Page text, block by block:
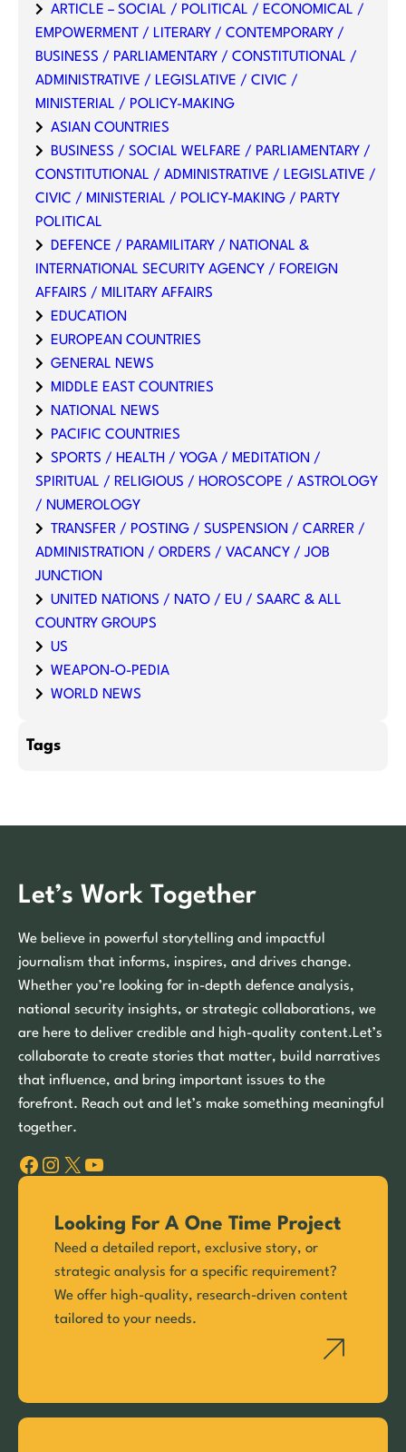
ARTICLE – SOCIAL / POLITICAL / ECONOMICAL /
EMPOWERMENT / LITERARY / CONTEMPORARY /
BUSINESS / PARLIAMENTARY / CONSTITUTIONAL /
ADMINISTRATIVE / LEGISLATIVE / CIVIC /
MINISTERIAL / POLICY-MAKING
ASIAN COUNTRIES
BUSINESS / SOCIAL WELFARE / PARLIAMENTARY /
CONSTITUTIONAL / ADMINISTRATIVE / LEGISLATIVE /
CIVIC / MINISTERIAL / POLICY-MAKING / PARTY
POLITICAL
DEFENCE / PARAMILITARY / NATIONAL &
INTERNATIONAL SECURITY AGENCY / FOREIGN
AFFAIRS / MILITARY AFFAIRS
EDUCATION
EUROPEAN COUNTRIES
GENERAL NEWS
MIDDLE EAST COUNTRIES
NATIONAL NEWS
PACIFIC COUNTRIES
SPORTS / HEALTH / YOGA / MEDITATION /
SPIRITUAL / RELIGIOUS / HOROSCOPE / ASTROLOGY
/ NUMEROLOGY
TRANSFER / POSTING / SUSPENSION / CARRER /
ADMINISTRATION / ORDERS / VACANCY / JOB
JUNCTION
UNITED NATIONS / NATO / EU / SAARC & ALL
COUNTRY GROUPS
US
WEAPON-O-PEDIA
WORLD NEWS
Tags
Let’s Work Together
We believe in powerful storytelling and impactful
journalism that informs, inspires, and drives change.
Whether you’re looking for in-depth defence analysis,
national security insights, or strategic collaborations, we
are here to deliver credible and high-quality content.Let’s
collaborate to create stories that matter, build narratives
that influence, and bring important issues to the
forefront. Reach out and let’s make something meaningful
together.
Facebook Instagram X YouTube
Looking For A One Time Project
Need a detailed report, exclusive story, or
strategic analysis for a specific requirement?
We offer high-quality, research-driven content
tailored to your needs.